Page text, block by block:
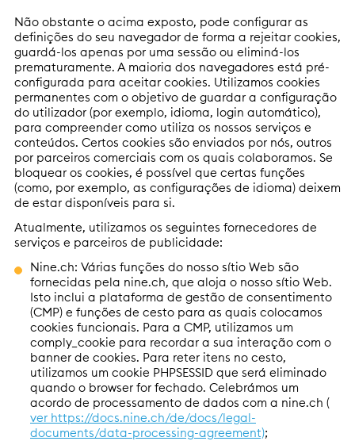
Não obstante o acima exposto, pode configurar as
definições do seu navegador de forma a rejeitar cookies,
guardá-los apenas por uma sessão ou eliminá-los
prematuramente. A maioria dos navegadores está pré-
configurada para aceitar cookies. Utilizamos cookies
permanentes com o objetivo de guardar a configuração
do utilizador (por exemplo, idioma, login automático),
para compreender como utiliza os nossos serviços e
conteúdos. Certos cookies são enviados por nós, outros
por parceiros comerciais com os quais colaboramos. Se
bloquear os cookies, é possível que certas funções
(como, por exemplo, as configurações de idioma) deixem
de estar disponíveis para si.
Atualmente, utilizamos os seguintes fornecedores de
serviços e parceiros de publicidade:
Nine.ch: Várias funções do nosso sítio Web são
fornecidas pela nine.ch, que aloja o nosso sítio Web.
Isto inclui a plataforma de gestão de consentimento
(CMP) e funções de cesto para as quais colocamos
cookies funcionais. Para a CMP, utilizamos um
comply_cookie para recordar a sua interação com o
banner de cookies. Para reter itens no cesto,
utilizamos um cookie PHPSESSID que será eliminado
quando o browser for fechado. Celebrámos um
acordo de processamento de dados com a nine.ch (
ver https://docs.nine.ch/de/docs/legal-
documents/data-processing-agreement);